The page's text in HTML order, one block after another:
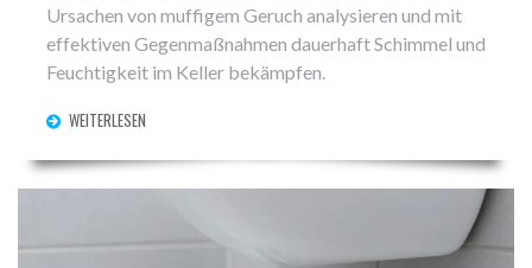
Ursachen von muffigem Geruch analysieren und mit
effektiven Gegenmaßnahmen dauerhaft Schimmel und
Feuchtigkeit im Keller bekämpfen.
WEITERLESEN